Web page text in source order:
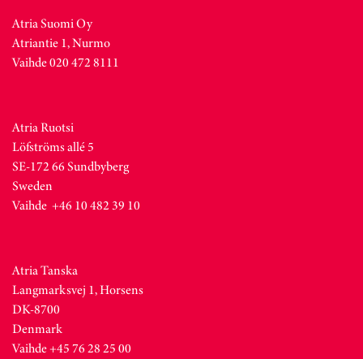
Atria Suomi Oy
Atriantie 1, Nurmo
Vaihde 020 472 8111
Atria Ruotsi
Löfströms allé 5
SE-172 66 Sundbyberg
Sweden
Vaihde +46 10 482 39 10
Atria Tanska
Langmarksvej 1, Horsens
DK-8700
Denmark
Vaihde +45 76 28 25 00